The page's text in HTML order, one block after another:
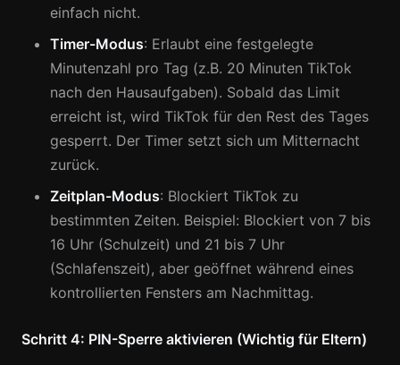
einfach nicht.
Timer-Modus: Erlaubt eine festgelegte
Minutenzahl pro Tag (z.B. 20 Minuten TikTok
nach den Hausaufgaben). Sobald das Limit
erreicht ist, wird TikTok für den Rest des Tages
gesperrt. Der Timer setzt sich um Mitternacht
zurück.
Zeitplan-Modus: Blockiert TikTok zu
bestimmten Zeiten. Beispiel: Blockiert von 7 bis
16 Uhr (Schulzeit) und 21 bis 7 Uhr
(Schlafenszeit), aber geöffnet während eines
kontrollierten Fensters am Nachmittag.
Schritt 4: PIN-Sperre aktivieren (Wichtig für Eltern)